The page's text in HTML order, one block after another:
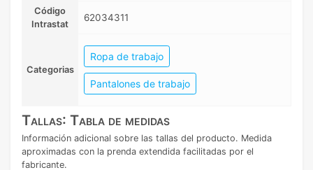
Código
Intrastat
62034311
Categorias
Ropa de trabajo
Pantalones de trabajo
Tallas: Tabla de medidas
Información adicional sobre las tallas del producto. Medida
aproximadas con la prenda extendida facilitadas por el
fabricante.